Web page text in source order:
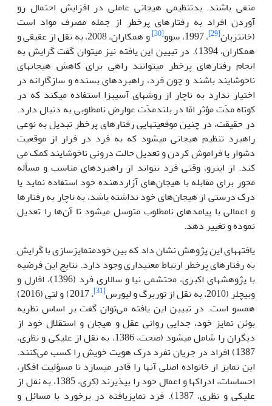
منفی باشند. بدتنظیمی هیجانی عاملی در افزایش احتمال رو
آوردن افراد به رفتارهای پرخطر از جمله مصرف مواد است
(خانتزیان[29] ، 1997، سوو [30]
و همکاران، 2008، به نقل از عقیقی و
همکاران، 1394). در تبیین این یافته نیز می­توان گفت گرایش به
انجام رفتارهای پرخطر می­توانند راهی برای کاهش هیجان­های
ناخوشایند باشند و چون فرد، راهبردهای بسنده و سازگارانه در
اختیار ندارد به ناچار از روش­های آسیب­زا استفاده می­کند که در
کوتاه مدّت مؤثر امّا در بلندمدّت عوارض نامطلوبی به دنبال دارد.
در حقیقت، در چنین موقعیت­هایی رفتارهای پرخطر تبدیل به نوعی
راهبرد تنظیم هیجانی می­شود که به فرد در فرار از موقعیت
دشوار یا فراموش کردن و تعدیل حالت درونی ناخوشایند کمک می
کند. از این­رو، وقتی فرد نتواند از راهبردهای مناسب و مسأله
محور برای مقابله با هیجان‌های آزاردهنده خود استفاده نماید یا
درک درستی از هیجان‌های خود نداشته باشد، به ناچار به رفتارها
و اعمالی با پیامدهای نامطلوب متوسل می­شود تا آن‌ها را تعدیل
نموده و تغییر دهد.
یافته­های این پژوهش نشان داد که بین خودمتمایزسازی با گرایش
به رفتارهای پرخطر ارتباط معنی­داری وجود دارد. نتایج این فرضیه
با پژوهش­های اکبری، محتشمی نیا و سالاری فرد (1396)، افارل و
وبیچلر (2010، به نقل از توربرگ و لیورس
[31]
، 2017) و لتی (2016)
همسو است. در تبیین این یافته می‌توان گفت بر اساس نظریه
بوئن تمایز خود، جدایی روانی عقل و هیجان و استقلال خود از
دیگران را شامل می­شود (صحت، 1386، به نقل از علیکی و نظری،
1387) افراد در جریان تفرد درک هویت خویش را کسب می‌کنند.
این تمایز از خانواده اصلی آنها را قادر می­سازد تا مسؤلیت افکار،
احساسات، ادراک­ها و اعمال خود را بپذیرند (کری، 1385، به نقل از
علیکی و نظری، 1387). فرد تمایزیافته در برخورد با مسائل و